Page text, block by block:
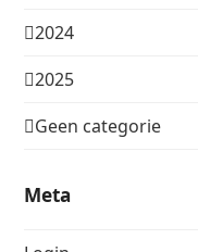
2024
2025
Geen categorie
Meta